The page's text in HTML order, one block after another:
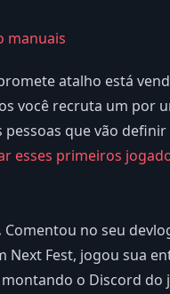
manuais
atalho está
você recruta um por
que vão
esses primeiros
Comentou no seu
Next Fest, jogou sua
o Discord do